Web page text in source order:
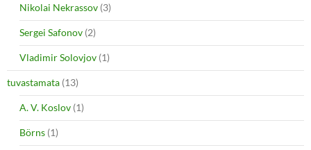
Nikolai Nekrassov (3)
Sergei Safonov (2)
Vladimir Solovjov (1)
tuvastamata (13)
A. V. Koslov (1)
Börns (1)